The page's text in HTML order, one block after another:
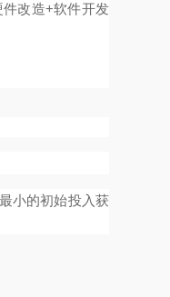
改造+软件开发
小的初始投入获